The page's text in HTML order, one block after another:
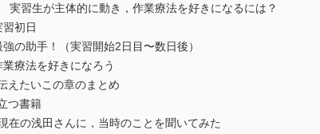
習生が主体的に動き，作業療法を好きになるには？
初日
助手！（実習開始2日目〜数日後）
療法を好きになろう
えたいこの章のまとめ
つ書籍
の浅田さんに，当時のことを聞いてみた